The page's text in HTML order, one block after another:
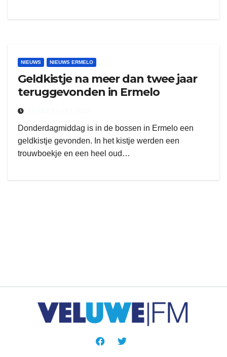
NIEUWS NIEUWS ERMELO
Geldkistje na meer dan twee jaar
teruggevonden in Ermelo
Donderdagmiddag is in de bossen in Ermelo een
geldkistje gevonden. In het kistje werden een
trouwboekje en een heel oud…